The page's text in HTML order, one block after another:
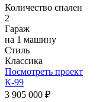
Количество спален
2
Гараж
на 1 машину
Стиль
Классика
Посмотреть проект
К-99
3 905 000 ₽